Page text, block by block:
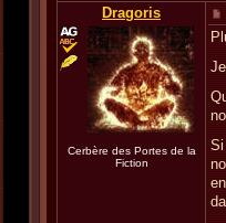
Dragoris
Cerbère des Portes de la
Fiction
Si